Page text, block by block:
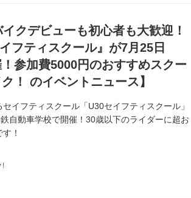
イクデビューも初心者も大歓迎！
フティスクール』が7月25日
！参加費5000円のおすすめスクー
！ のイベントニュース】
イフティスクール「U30セイフティスクール」
自動車学校で開催！30歳以下のライダーに超お
！
!